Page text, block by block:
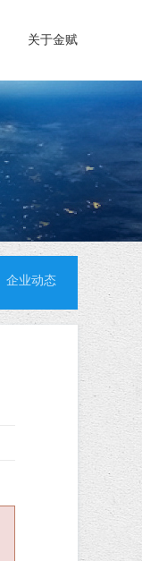
关于金赋
企业动态